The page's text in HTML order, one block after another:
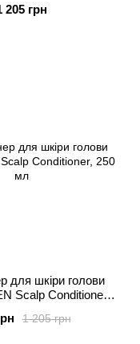
205 грн
для шкіри голови
Scalp Conditioner,
1 205 грн